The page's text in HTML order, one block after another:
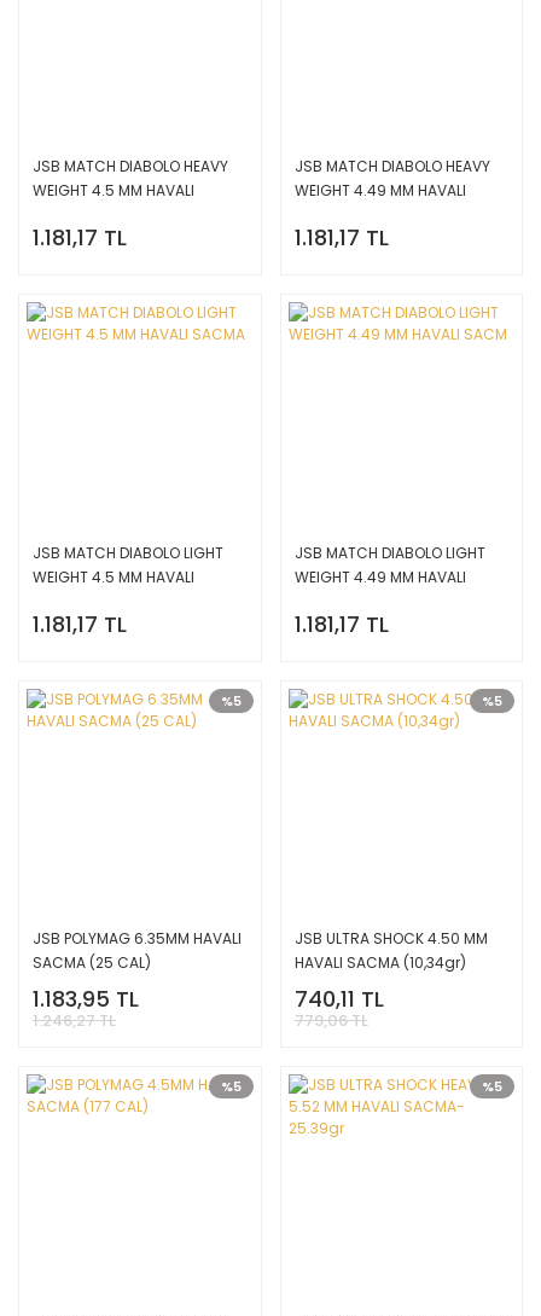
JSB MATCH DIABOLO HEAVY
WEIGHT 4.5 MM HAVALI
1.181,17 TL
JSB MATCH DIABOLO HEAVY
WEIGHT 4.49 MM HAVALI
1.181,17 TL
JSB MATCH DIABOLO LIGHT
WEIGHT 4.5 MM HAVALI
1.181,17 TL
JSB MATCH DIABOLO LIGHT
WEIGHT 4.49 MM HAVALI
1.181,17 TL
%5
JSB POLYMAG 6.35MM HAVALI
SACMA (25 CAL)
1.183,95 TL
1.246,27 TL
%5
JSB ULTRA SHOCK 4.50 MM
HAVALI SACMA (10,34gr)
740,11 TL
779,06 TL
%5 %5